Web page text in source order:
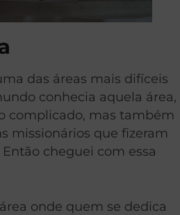
das áreas mais difíceis
conhecia aquela área,
complicado, mas também
missionários que fizeram
cheguei com essa
onde quem se dedica